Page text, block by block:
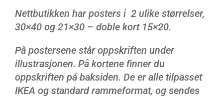
Nettbutikken har posters i 2 ulike størrelser,
30×40 og 21×30 – doble kort 15×20.
På postersene står oppskriften under
illustrasjonen. På kortene finner du
oppskriften på baksiden. De er alle tilpasset
IKEA og standard rammeformat, og sendes